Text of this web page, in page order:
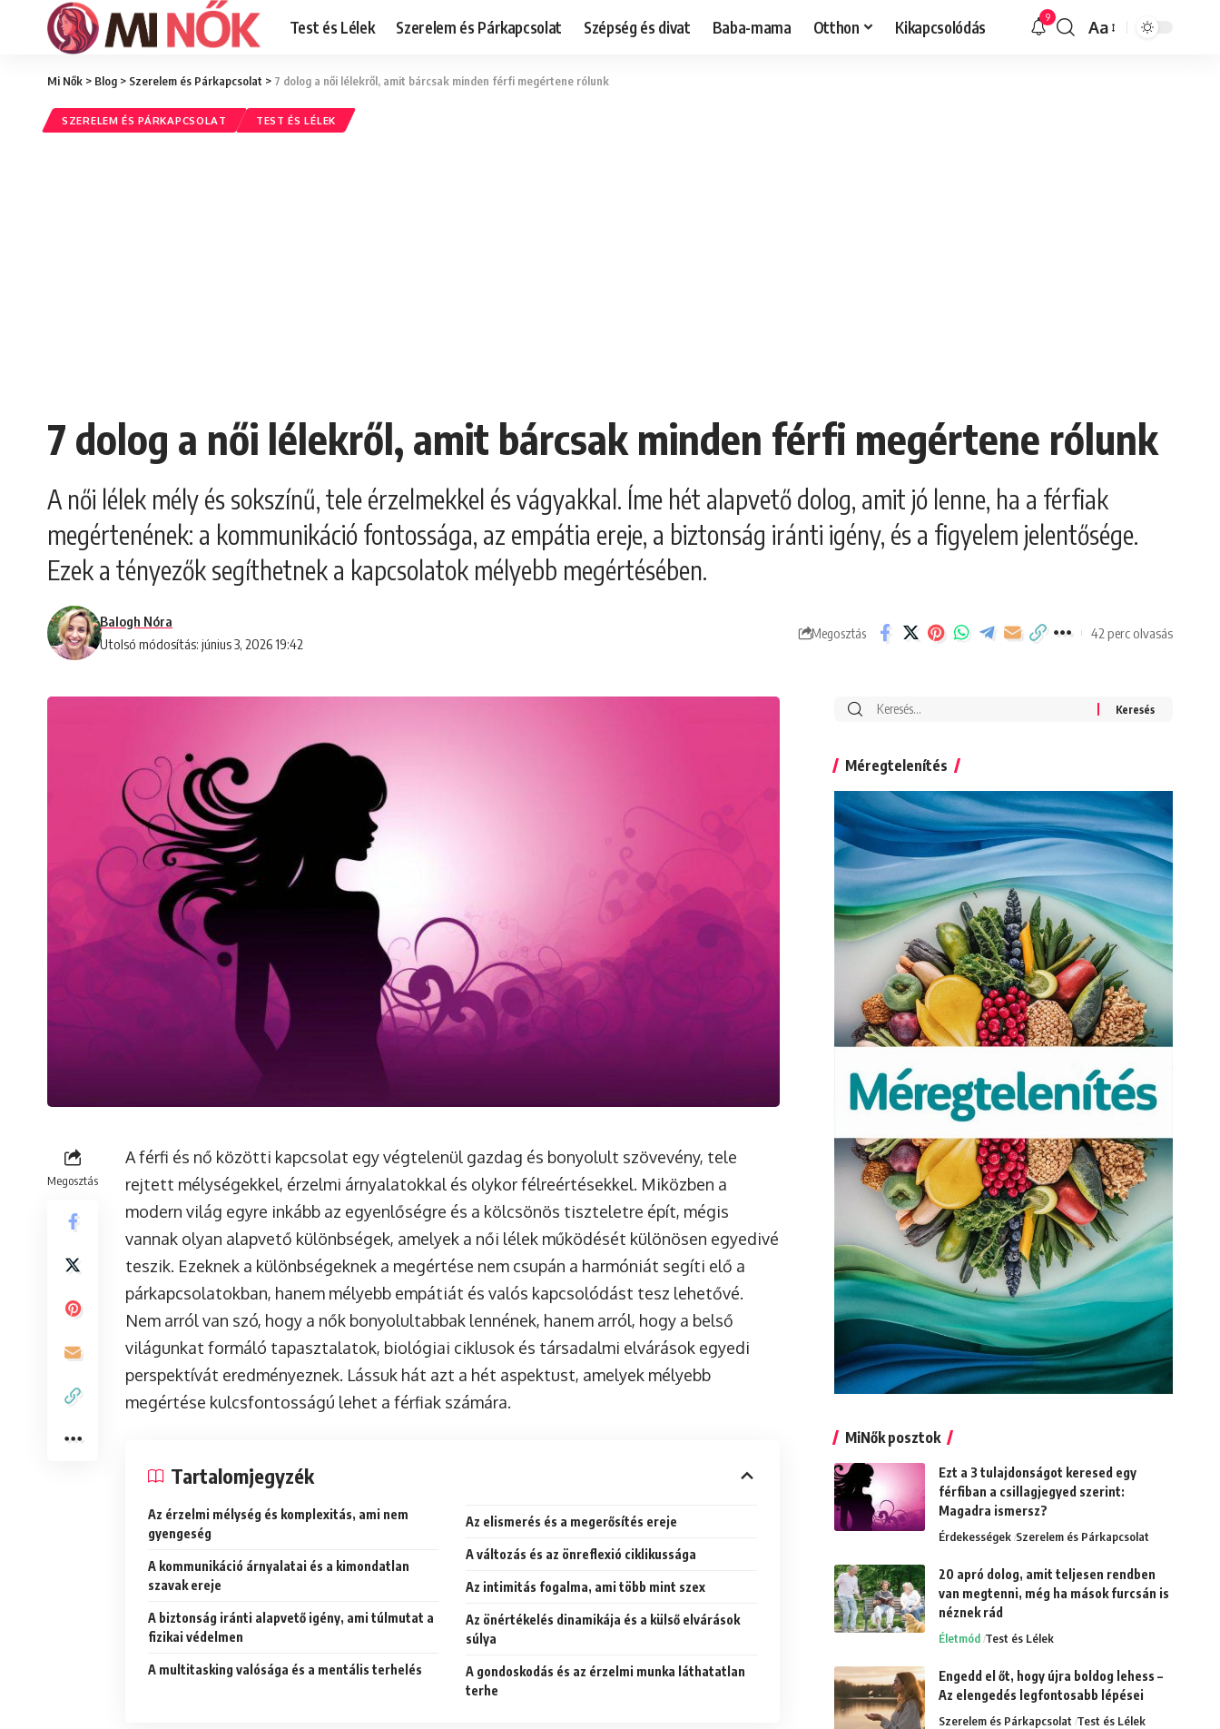
Test és Lélek Szerelem és Párkapcsolat Szépség és divat Baba-mama Otthon Kikapcsolódás 9
Font
Aa
Mi Nők > Blog > Szerelem és Párkapcsolat > 7 dolog a női lélekről, amit bárcsak minden férfi megértene rólunk
SZERELEM ÉS PÁRKAPCSOLAT TEST ÉS LÉLEK
7 dolog a női lélekről, amit bárcsak minden férfi megértene rólunk
A női lélek mély és sokszínű, tele érzelmekkel és vágyakkal. Íme hét alapvető dolog, amit jó lenne, ha a férfiak
megértenének: a kommunikáció fontossága, az empátia ereje, a biztonság iránti igény, és a figyelem jelentősége.
Ezek a tényezők segíthetnek a kapcsolatok mélyebb megértésében.
Utolsó módosítás: június 3, 2026 19:42
Balogh Nóra
Megosztás 42 perc olvasás
Megosztás
A férfi és nő közötti kapcsolat egy végtelenül gazdag és bonyolult szövevény, tele
rejtett mélységekkel, érzelmi árnyalatokkal és olykor félreértésekkel. Miközben a
modern világ egyre inkább az egyenlőségre és a kölcsönös tiszteletre épít, mégis
vannak olyan alapvető különbségek, amelyek a női lélek működését különösen egyedivé
teszik. Ezeknek a különbségeknek a megértése nem csupán a harmóniát segíti elő a
párkapcsolatokban, hanem mélyebb empátiát és valós kapcsolódást tesz lehetővé.
Nem arról van szó, hogy a nők bonyolultabbak lennének, hanem arról, hogy a belső
világunkat formáló tapasztalatok, biológiai ciklusok és társadalmi elvárások egyedi
perspektívát eredményeznek. Lássuk hát azt a hét aspektust, amelyek mélyebb
megértése kulcsfontosságú lehet a férfiak számára.
Tartalomjegyzék
Az érzelmi mélység és komplexitás, ami nem
gyengeség
A kommunikáció árnyalatai és a kimondatlan
szavak ereje
A biztonság iránti alapvető igény, ami túlmutat a
fizikai védelmen
A multitasking valósága és a mentális terhelés
Az elismerés és a megerősítés ereje
A változás és az önreflexió ciklikussága
Az intimitás fogalma, ami több mint szex
Az önértékelés dinamikája és a külső elvárások
súlya
A gondoskodás és az érzelmi munka láthatatlan
terhe
Search
Méregtelenítés
MiNők posztok
Ezt a 3 tulajdonságot keresed egy
férfiban a csillagjegyed szerint:
Magadra ismersz?
Érdekességek Szerelem és Párkapcsolat
20 apró dolog, amit teljesen rendben
van megtenni, még ha mások furcsán is
néznek rád
Életmód Test és Lélek
Engedd el őt, hogy újra boldog lehess –
Az elengedés legfontosabb lépései
Szerelem és Párkapcsolat Test és Lélek